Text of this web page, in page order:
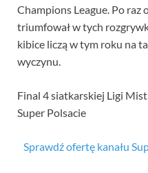
Champions League. Po
triumfował w tych
kibice liczą w tym roku na
wyczynu.
Final 4 siatkarskiej Ligi
Super Polsacie
Sprawdź ofertę kanału